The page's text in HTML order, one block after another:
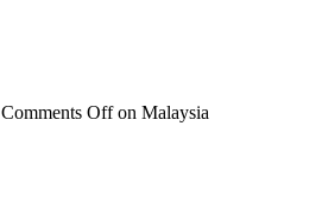
Comments Offon Malaysia